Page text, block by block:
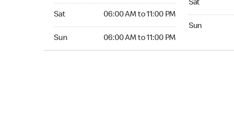
Sat 06:00 AM to 11:00 PM
Sun 06:00 AM to 11:00 PM
Sat
Sun